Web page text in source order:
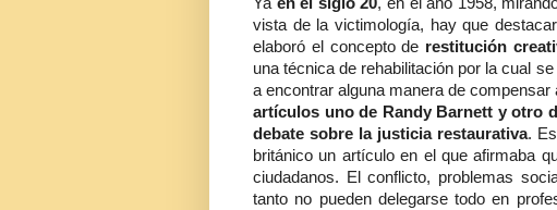
vista de la victimología, hay que
elaboró el concepto de restitución
una técnica de rehabilitación por la cual
a encontrar alguna manera de compensar
artículos uno de Randy Barnett y otro
debate sobre la justicia restaurativa.
británico un artículo en el que afirmaba
ciudadanos. El conflicto, problemas
tanto no pueden delegarse todo en